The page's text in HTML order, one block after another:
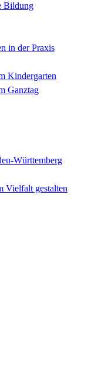
Bildung
in der Praxis
Kindergarten
Ganztag
Württemberg
Vielfalt gestalten